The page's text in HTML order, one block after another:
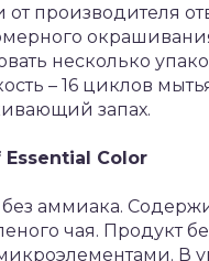
от производителя
несколько
– 16 циклов
запах.
Color
без аммиака.
чая. Продукт
В